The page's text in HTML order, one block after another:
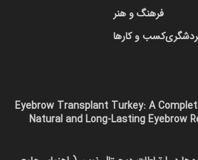
فرهنگ و هنر
کسب و کارها
Eyebrow Transplant Turkey: A
Natural and Long-Lasting Eyebrow